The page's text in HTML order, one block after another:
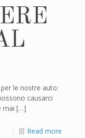
le nostre auto:
causarci
mai […]
Read more